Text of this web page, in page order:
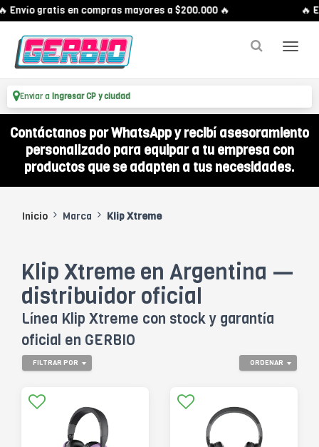
Envío gratis en compras mayores a $200.000 🔥 🔥
Enviar a Ingresar CP y ciudad
Contáctanos por WhatsApp y recibí asesoramiento
personalizado para equipar a tu empresa con
productos que se adapten a tus necesidades.
Inicio Marca Klip Xtreme
Klip Xtreme en Argentina —
distribuidor oficial
Línea Klip Xtreme con stock y garantía
oficial en GERBIO
ORDENAR
FILTRAR POR